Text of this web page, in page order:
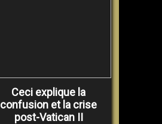
Ceci explique la
confusion et la crise
post-Vatican II